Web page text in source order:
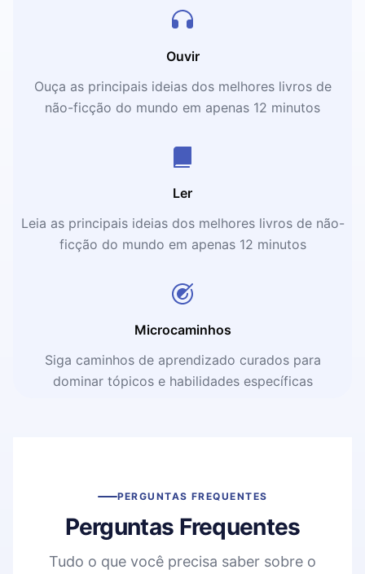
Ouvir
Ouça as principais ideias dos melhores livros de
não-ficção do mundo em apenas 12 minutos
Ler
Leia as principais ideias dos melhores livros de não-
ficção do mundo em apenas 12 minutos
Microcaminhos
Siga caminhos de aprendizado curados para
dominar tópicos e habilidades específicas
PERGUNTAS FREQUENTES
Perguntas Frequentes
Tudo o que você precisa saber sobre o